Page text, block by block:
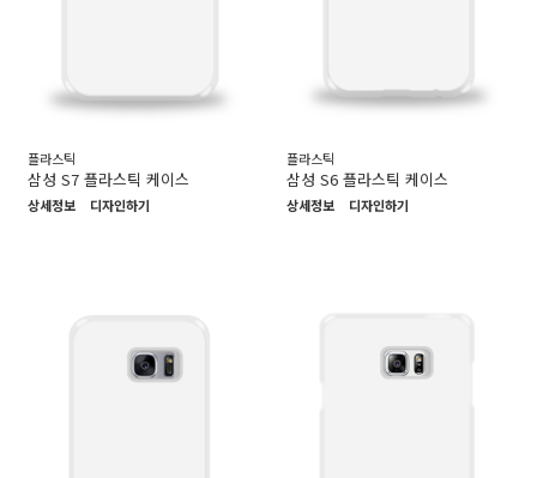
플라스틱
삼성 S7 플라스틱 케이스
상세정보 디자인하기
플라스틱
삼성 S6 플라스틱 케이스
상세정보 디자인하기